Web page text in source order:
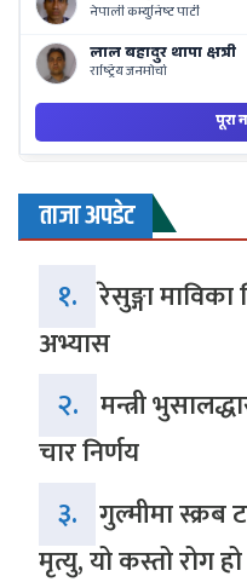
ताजा अपडेट
१. रेसुङ्गा माविका
अभ्यास
२. मन्त्री
चार निर्णय
३. गुल्मीमा
मृत्यु, यो कस्तो रोग